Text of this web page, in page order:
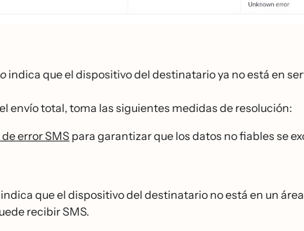
indica que el dispositivo del destinatario ya no está en
envío total, toma las siguientes medidas de resolución:
error SMS para garantizar que los datos no fiables se
indica que el dispositivo del destinatario no está en un
recibir SMS.